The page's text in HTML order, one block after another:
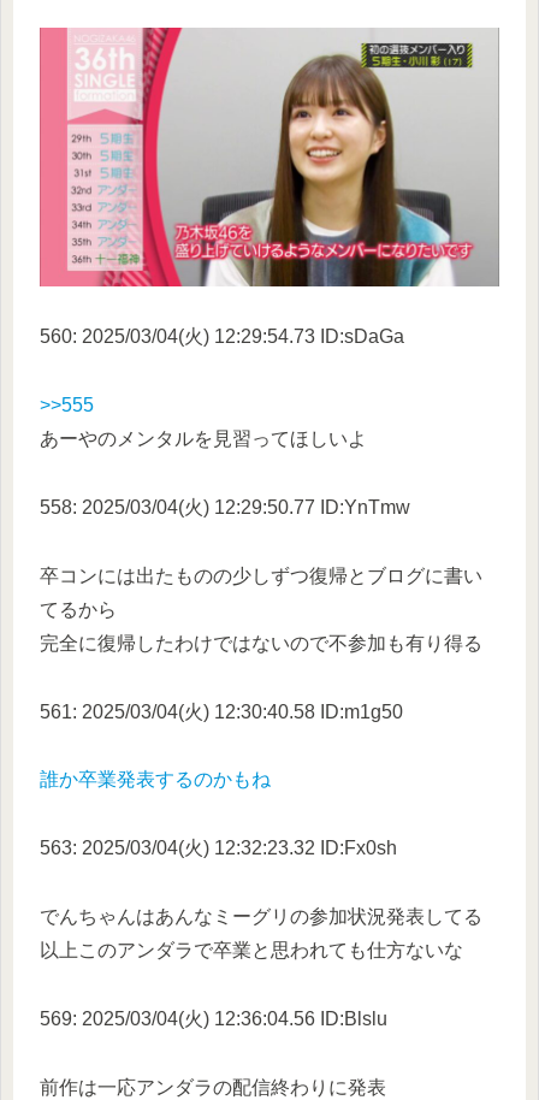
560: 2025/03/04(火) 12:29:54.73 ID:sDaGa
>>555
あーやのメンタルを見習ってほしいよ
558: 2025/03/04(火) 12:29:50.77 ID:YnTmw
卒コンには出たものの少しずつ復帰とブログに書い
てるから
完全に復帰したわけではないので不参加も有り得る
561: 2025/03/04(火) 12:30:40.58 ID:m1g50
誰か卒業発表するのかもね
563: 2025/03/04(火) 12:32:23.32 ID:Fx0sh
でんちゃんはあんなミーグリの参加状況発表してる
以上このアンダラで卒業と思われても仕方ないな
569: 2025/03/04(火) 12:36:04.56 ID:Blslu
前作は一応アンダラの配信終わりに発表